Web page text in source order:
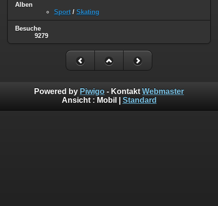
Alben
Sport / Skating
Besuche
9279
Powered by Piwigo - Kontakt Webmaster
Ansicht : Mobil Standard